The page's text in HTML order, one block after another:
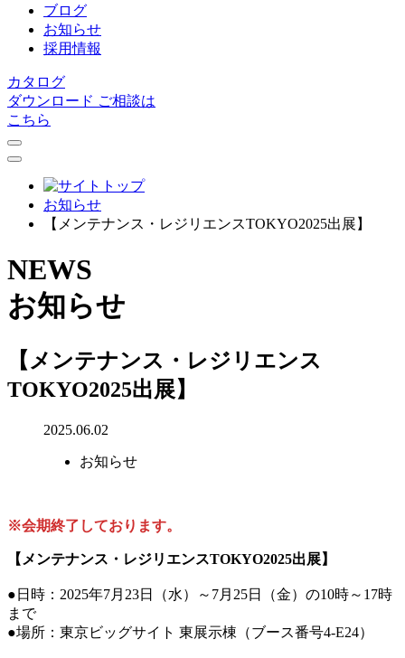
ブログ
お知らせ
採用情報
カタログ
ダウンロード ご相談は
こちら
お知らせ
【メンテナンス・レジリエンスTOKYO2025出展】
NEWS
お知らせ
【メンテナンス・レジリエンス
TOKYO2025出展】
2025.06.02
お知らせ
※会期終了しております。
【メンテナンス・レジリエンスTOKYO2025出展】
●日時：2025年7月23日（水）～7月25日（金）の10時～17時
まで
●場所：東京ビッグサイト 東展示棟（ブース番号4-E24）